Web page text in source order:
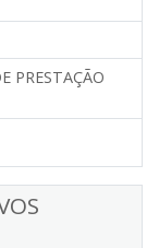
PRESTAÇÃO